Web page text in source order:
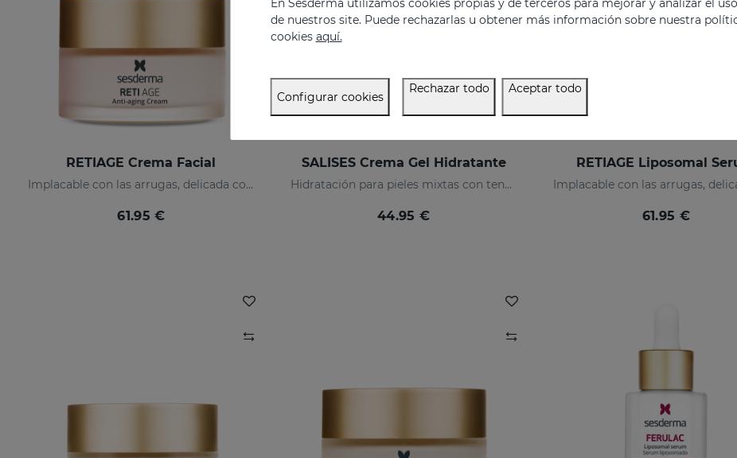
RETIAGE Crema Facial
Implacable con las arrugas, delicada con tu piel
61.95 €
SALISES Crema Gel Hidratante
Hidratación para pieles mixtas con tendencia acneica
44.95 €
RETIAGE Liposomal
61.95 €
En Sesderma utilizamos cookies propias y de terceros para mejorar y analizar el
de nuestros site. Puede rechazarlas u obtener más información sobre nuestra
cookies aquí.
Configurar cookies
Rechazar todo Aceptar todo